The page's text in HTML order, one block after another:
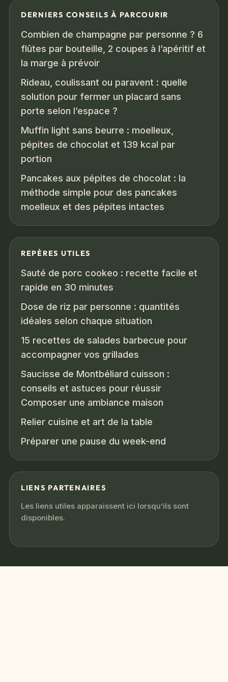
DERNIERS CONSEILS À PARCOURIR
Combien de champagne par personne ? 6
flûtes par bouteille, 2 coupes à l’apéritif et
la marge à prévoir
Rideau, coulissant ou paravent : quelle
solution pour fermer un placard sans
porte selon l’espace ?
Muffin light sans beurre : moelleux,
pépites de chocolat et 139 kcal par
portion
Pancakes aux pépites de chocolat : la
méthode simple pour des pancakes
moelleux et des pépites intactes
REPÈRES UTILES
Sauté de porc cookeo : recette facile et
rapide en 30 minutes
Dose de riz par personne : quantités
idéales selon chaque situation
15 recettes de salades barbecue pour
accompagner vos grillades
Saucisse de Montbéliard cuisson :
conseils et astuces pour réussir
Composer une ambiance maison
Relier cuisine et art de la table
Préparer une pause du week-end
LIENS PARTENAIRES
Les liens utiles apparaissent ici lorsqu’ils sont
disponibles.